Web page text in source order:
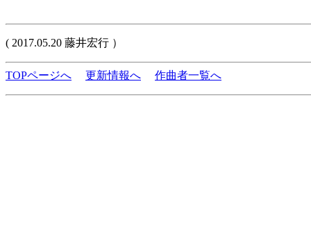
( 2017.05.20 藤井宏行 ）
TOPページへ 更新情報へ 作曲者一覧へ